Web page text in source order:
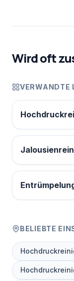
Wird oft
VERWANDTE
BELIEBTE